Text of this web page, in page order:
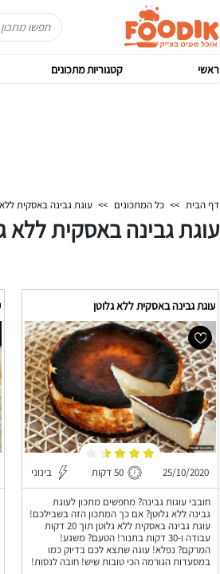
ראשי קטגוריות מתכונים
דף הבית >> כל המתכונים >> עוגת גבינה באסקית ללא
עוגת גבינה באסקית ללא
עוגת גבינה באסקית ללא גלוטן
25/10/2020 50 דקות בינוני
חובבי עוגות גבינה? מחפשים מתכון לעוגת
גבינה ללא גלוטן? אם כך המתכון הזה בשבילכם!
עוגת גבינה באסקית ללא גלוטן תוך 20 דקות
עבודה ו-30 דקות בתנור! הטעם? משגע!
המרקם? נפלא! עוגה שתצא לכם בדיוק כמו
במסעדות הגורמה הכי טובות שיש! חובה לנסות!